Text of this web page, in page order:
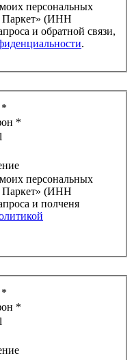
персональных
Паркет» (ИНН
.
*
персональных
Паркет» (ИНН
*